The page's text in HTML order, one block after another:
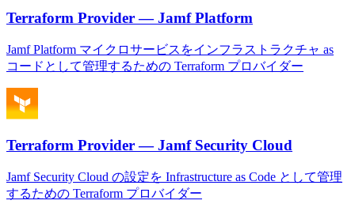
Terraform Provider — Jamf Platform
Jamf Platform マイクロサービスをインフラストラクチャ as
コードとして管理するための Terraform プロバイダー
Terraform Provider — Jamf Security Cloud
Jamf Security Cloud の設定を Infrastructure as Code として管理
するための Terraform プロバイダー